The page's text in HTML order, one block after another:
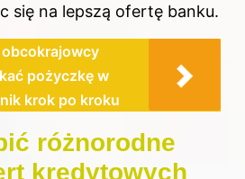
się na lepszą ofertę banku.
pożyczkę w
krok po kroku
różnorodne
kredytowych